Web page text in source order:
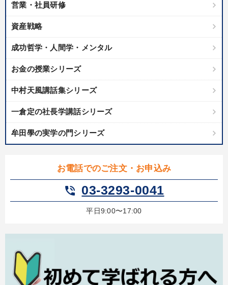
営業・社員研修
資産戦略
成功哲学・人間学・メンタル
お金の授業シリーズ
中村天風講話集シリーズ
一倉定の社長学講話シリーズ
牟田學の実学の門シリーズ
お電話でのご注文・お申込み
phone_in_talk 03-3293-0041
平日9:00〜17:00